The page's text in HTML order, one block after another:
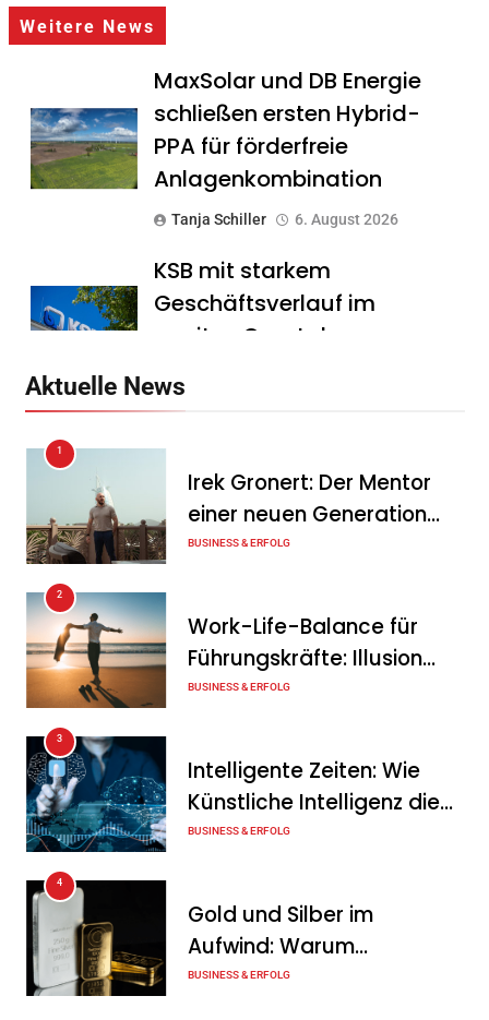
Weitere News
MaxSolar und DB Energie
schließen ersten Hybrid-
PPA für förderfreie
Anlagenkombination
Tanja Schiller 6. August 2026
KSB mit starkem
Geschäftsverlauf im
zweiten Quartal
zum wichtigsten Baustein
der Energiewende werden
Ohne Daten keine
Verteidigungsfähigkeit:
Deutsche
Rüstungsindustrie investiert
Fundament
Aktuelle News
1
Irek Gronert: Der Mentor
einer neuen Generation
von Unternehmern
BUSINESS & ERFOLG
2
Work-Life-Balance für
Führungskräfte: Illusion
oder echte Chance?
BUSINESS & ERFOLG
3
Intelligente Zeiten: Wie
Künstliche Intelligenz die
Geschäftswelt verändert
BUSINESS & ERFOLG
4
Gold und Silber im
Aufwind: Warum
Edelmetalle als sicherer
BUSINESS & ERFOLG